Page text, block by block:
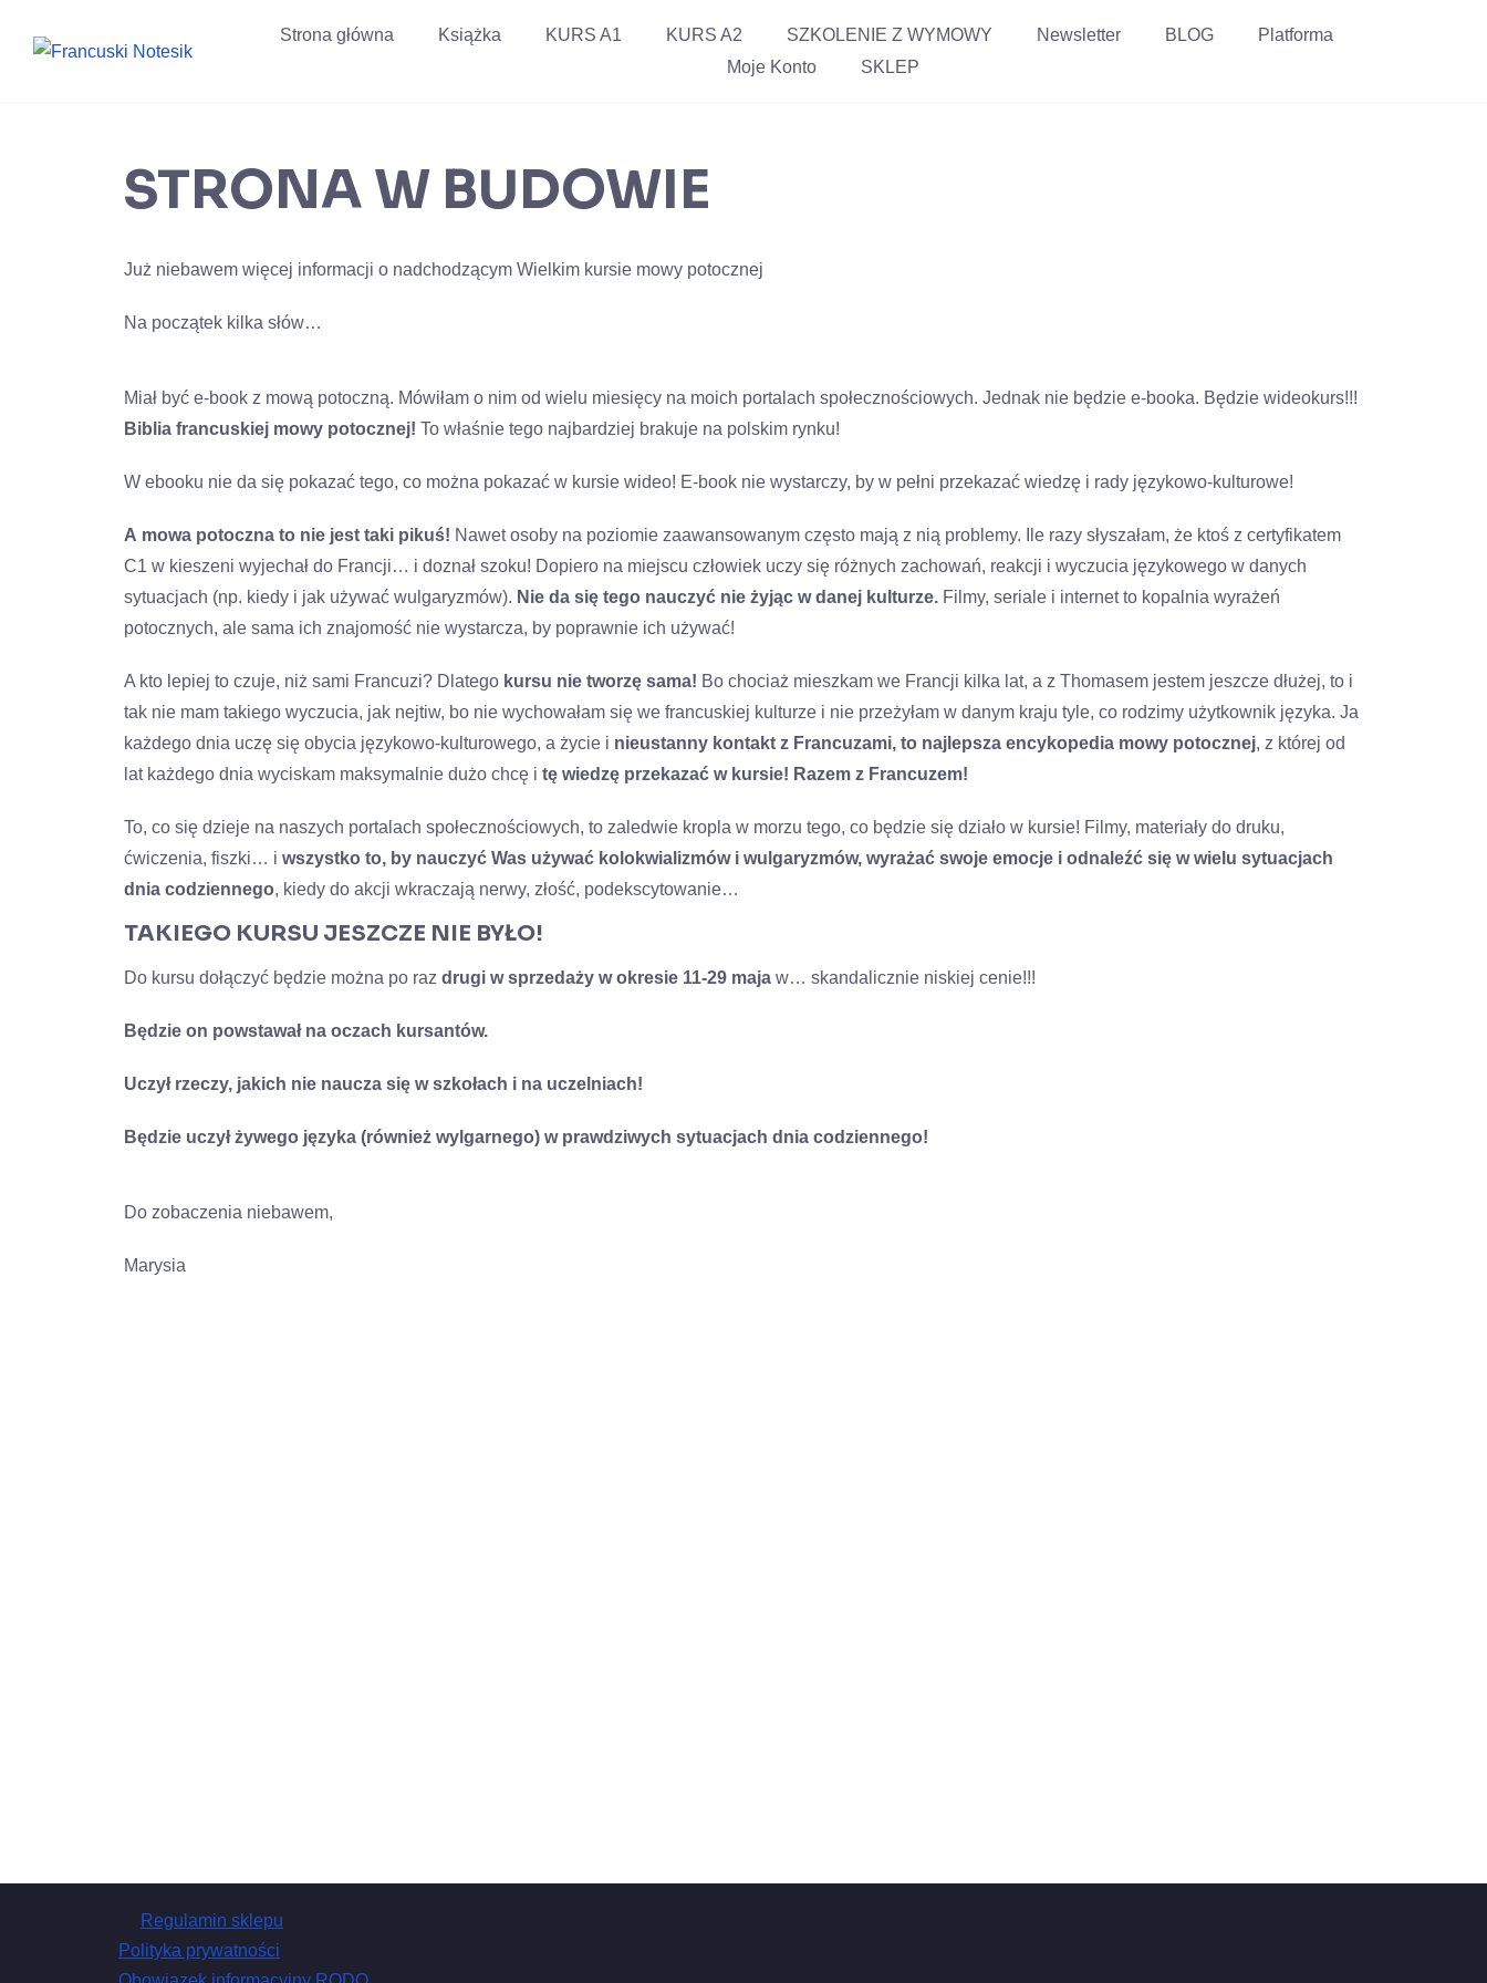
Strona główna Książka KURS A1 KURS A2 SZKOLENIE Z WYMOWY Newsletter BLOG
Platforma
Moje Konto
SKLEP
STRONA W BUDOWIE
Już niebawem więcej informacji o nadchodzącym Wielkim kursie mowy potocznej
Na początek kilka słów…
Miał być e-book z mową potoczną. Mówiłam o nim od wielu miesięcy na moich portalach społecznościowych. Jednak nie będzie e-booka. Będzie wideokurs!!!
Biblia francuskiej mowy potocznej! To właśnie tego najbardziej brakuje na polskim rynku!
W ebooku nie da się pokazać tego, co można pokazać w kursie wideo! E-book nie wystarczy, by w pełni przekazać wiedzę i rady językowo-kulturowe!
A mowa potoczna to nie jest taki pikuś! Nawet osoby na poziomie zaawansowanym często mają z nią problemy. Ile razy słyszałam, że ktoś z certyfikatem
C1 w kieszeni wyjechał do Francji… i doznał szoku! Dopiero na miejscu człowiek uczy się różnych zachowań, reakcji i wyczucia językowego w danych
sytuacjach (np. kiedy i jak używać wulgaryzmów). Nie da się tego nauczyć nie żyjąc w danej kulturze. Filmy, seriale i internet to kopalnia wyrażeń
potocznych, ale sama ich znajomość nie wystarcza, by poprawnie ich używać!
A kto lepiej to czuje, niż sami Francuzi? Dlatego kursu nie tworzę sama! Bo chociaż mieszkam we Francji kilka lat, a z Thomasem jestem jeszcze dłużej, to i
tak nie mam takiego wyczucia, jak nejtiw, bo nie wychowałam się we francuskiej kulturze i nie przeżyłam w danym kraju tyle, co rodzimy użytkownik języka. Ja
każdego dnia uczę się obycia językowo-kulturowego, a życie i nieustanny kontakt z Francuzami, to najlepsza encykopedia mowy potocznej, z której od
lat każdego dnia wyciskam maksymalnie dużo chcę i tę wiedzę przekazać w kursie! Razem z Francuzem!
To, co się dzieje na naszych portalach społecznościowych, to zaledwie kropla w morzu tego, co będzie się działo w kursie! Filmy, materiały do druku,
ćwiczenia, fiszki… i wszystko to, by nauczyć Was używać kolokwializmów i wulgaryzmów, wyrażać swoje emocje i odnaleźć się w wielu sytuacjach
dnia codziennego, kiedy do akcji wkraczają nerwy, złość, podekscytowanie…
TAKIEGO KURSU JESZCZE NIE BYŁO!
Do kursu dołączyć będzie można po raz drugi w sprzedaży w okresie 11-29 maja w… skandalicznie niskiej cenie!!!
Będzie on powstawał na oczach kursantów.
Uczył rzeczy, jakich nie naucza się w szkołach i na uczelniach!
Będzie uczył żywego języka (również wylgarnego) w prawdziwych sytuacjach dnia codziennego!
Do zobaczenia niebawem,
Marysia
Regulamin sklepu
Polityka prywatności